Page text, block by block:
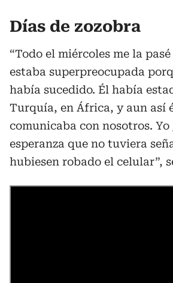
Días de zozobra
“Todo el miércoles me la
estaba superpreocupada
había sucedido. Él había
Turquía, en África, y aun así
comunicaba con nosotros.
esperanza que no tuviera
hubiesen robado el celular”,